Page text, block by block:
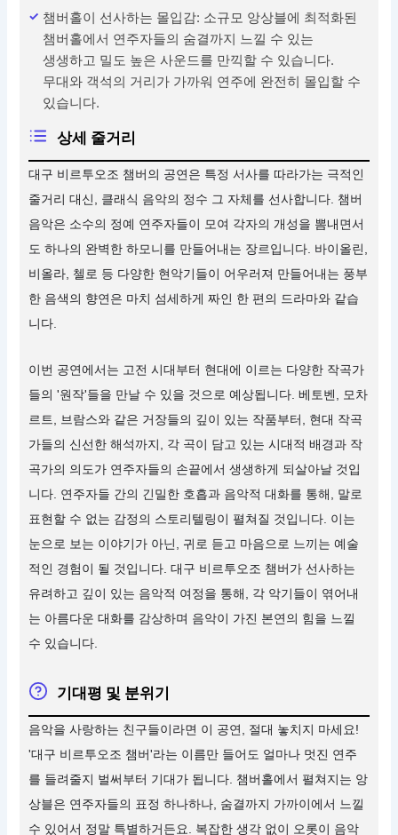
챔버홀이 선사하는 몰입감: 소규모 앙상블에 최적화된
챔버홀에서 연주자들의 숨결까지 느낄 수 있는
생생하고 밀도 높은 사운드를 만끽할 수 있습니다.
무대와 객석의 거리가 가까워 연주에 완전히 몰입할 수
있습니다.
상세 줄거리
대구 비르투오조 챔버의 공연은 특정 서사를 따라가는 극적인
줄거리 대신, 클래식 음악의 정수 그 자체를 선사합니다. 챔버
음악은 소수의 정예 연주자들이 모여 각자의 개성을 뽐내면서
도 하나의 완벽한 하모니를 만들어내는 장르입니다. 바이올린,
비올라, 첼로 등 다양한 현악기들이 어우러져 만들어내는 풍부
한 음색의 향연은 마치 섬세하게 짜인 한 편의 드라마와 같습
니다.
이번 공연에서는 고전 시대부터 현대에 이르는 다양한 작곡가
들의 '원작'들을 만날 수 있을 것으로 예상됩니다. 베토벤, 모차
르트, 브람스와 같은 거장들의 깊이 있는 작품부터, 현대 작곡
가들의 신선한 해석까지, 각 곡이 담고 있는 시대적 배경과 작
곡가의 의도가 연주자들의 손끝에서 생생하게 되살아날 것입
니다. 연주자들 간의 긴밀한 호흡과 음악적 대화를 통해, 말로
표현할 수 없는 감정의 스토리텔링이 펼쳐질 것입니다. 이는
눈으로 보는 이야기가 아닌, 귀로 듣고 마음으로 느끼는 예술
적인 경험이 될 것입니다. 대구 비르투오조 챔버가 선사하는
유려하고 깊이 있는 음악적 여정을 통해, 각 악기들이 엮어내
는 아름다운 대화를 감상하며 음악이 가진 본연의 힘을 느낄
수 있습니다.
기대평 및 분위기
음악을 사랑하는 친구들이라면 이 공연, 절대 놓치지 마세요!
'대구 비르투오조 챔버'라는 이름만 들어도 얼마나 멋진 연주
를 들려줄지 벌써부터 기대가 됩니다. 챔버홀에서 펼쳐지는 앙
상블은 연주자들의 표정 하나하나, 숨결까지 가까이에서 느낄
수 있어서 정말 특별하거든요. 복잡한 생각 없이 오롯이 음악